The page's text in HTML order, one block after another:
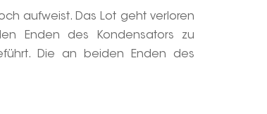
aufweist. Das Lot geht verloren
Enden des Kondensators zu
Die an beiden Enden des